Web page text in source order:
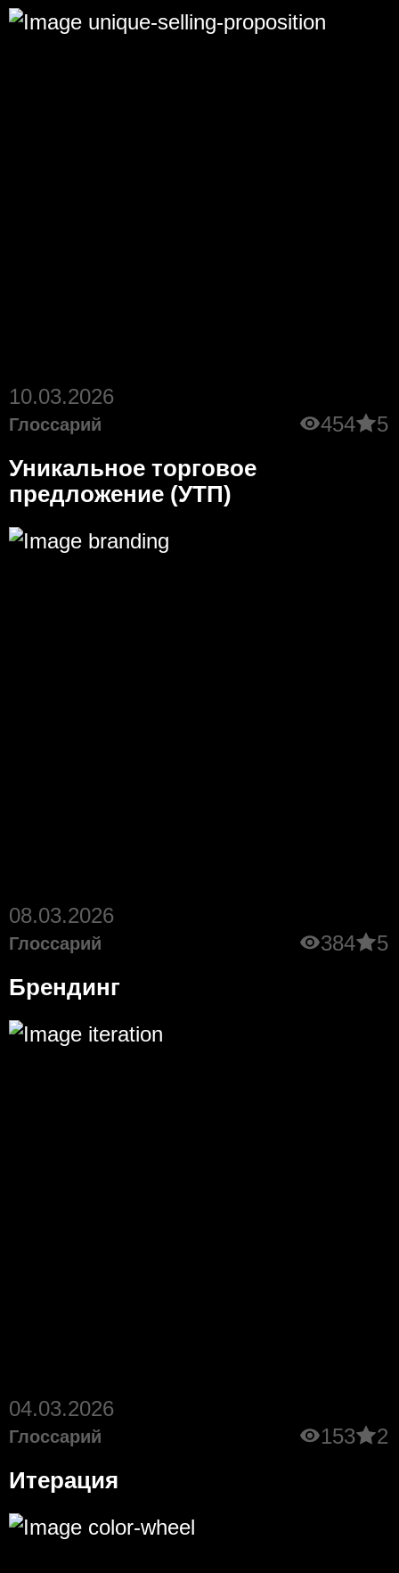
10.03.2026
Глоссарий 454 5
Уникальное торговое
предложение (УТП)
08.03.2026
Глоссарий 384 5
Брендинг
04.03.2026
Глоссарий 153 2
Итерация